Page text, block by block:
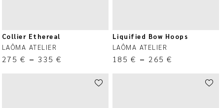
Collier Ethereal
LAÔMA ATELIER
275 € – 335€
Liquified Bow Hoops
LAÔMA ATELIER
185 € – 265€